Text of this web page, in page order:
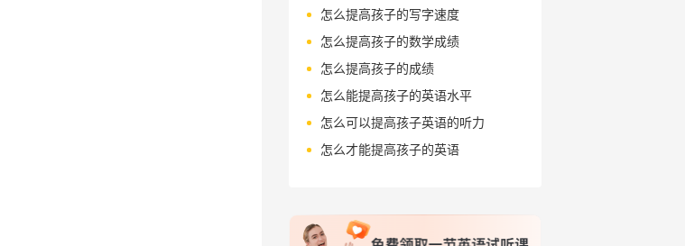
怎么提高孩子的写字速度
怎么提高孩子的数学成绩
怎么提高孩子的成绩
怎么能提高孩子的英语水平
怎么可以提高孩子英语的听力
怎么才能提高孩子的英语